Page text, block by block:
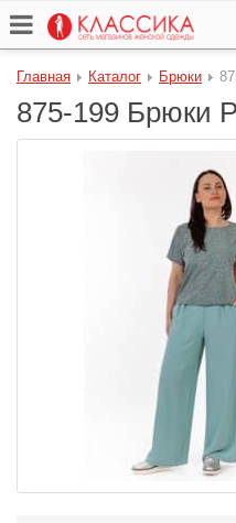
Главная Каталог Брюки
875-199 Брюки